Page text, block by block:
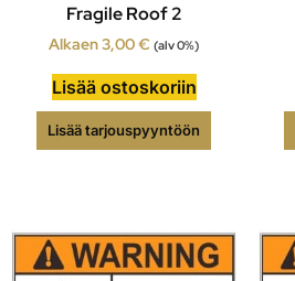
Fragile Roof 2
Alkaen3,00€ (alv 0%)
Lisää ostoskoriin
Lisää tarjouspyyntöön